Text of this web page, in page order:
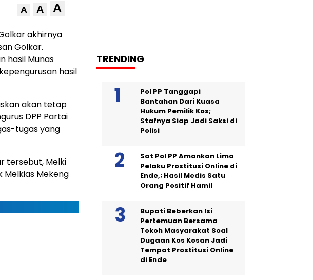
A A A
akhirnya
Golkar.
hasil Munas
hasil
akan tetap
DPP Partai
tugas yang
tersebut, Melki
Melkias Mekeng
TRENDING
Pol PP Tanggapi
Bantahan Dari Kuasa
Hukum Pemilik Kos;
Stafnya Siap Jadi Saksi di
Polisi
Sat Pol PP Amankan Lima
Pelaku Prostitusi Online di
Ende,; Hasil Medis Satu
Orang Positif Hamil
Bupati Beberkan Isi
Pertemuan Bersama
Tokoh Masyarakat Soal
Dugaan Kos Kosan Jadi
Tempat Prostitusi Online
di Ende